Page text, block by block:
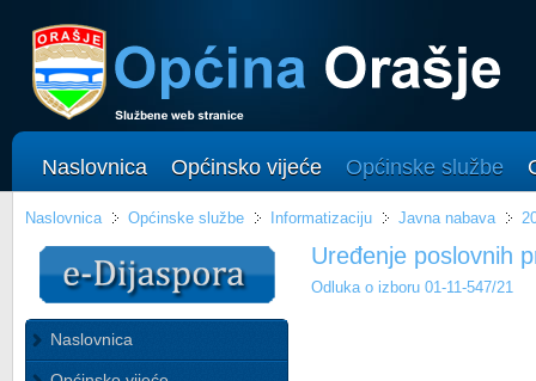
Naslovnica Općinsko vijeće Općinske službe
Naslovnica Općinske službe Informatizaciju Javna nabava
Naslovnica
Uređenje poslovnih
Odluka o izboru 01-11-547/21